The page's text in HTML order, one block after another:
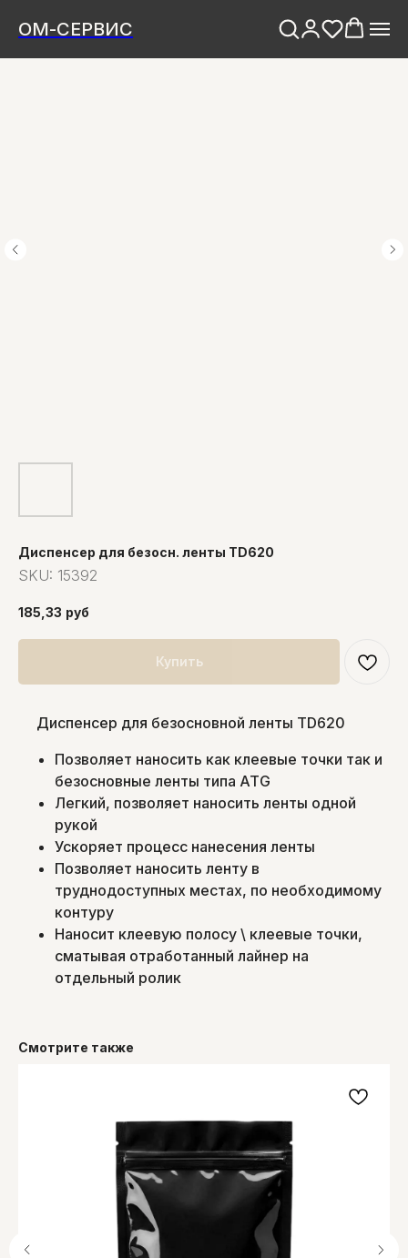
ОМ-СЕРВИС
Диспенсер для безосн. ленты TD620
SKU: 15392
185,33 руб
Купить
Диспенсер для безосновной ленты TD620
Позволяет наносить как клеевые точки так и
безосновные ленты типа ATG
Легкий, позволяет наносить ленты одной
рукой
Ускоряет процесс нанесения ленты
Позволяет наносить ленту в
труднодоступных местах, по необходимому
контуру
Наносит клеевую полосу \ клеевые точки,
сматывая отработанный лайнер на
отдельный ролик
Смотрите также